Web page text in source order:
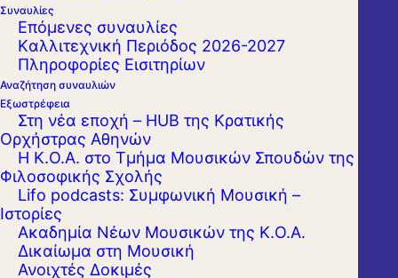
Συναυλίες
Επόμενες συναυλίες
Kαλλιτεχνική Περιόδος 2026-2027
Πληροφορίες Εισιτηρίων
Αναζήτηση συναυλιών
Εξωστρέφεια
Στη νέα εποχή – HUB της Κρατικής
Ορχήστρας Αθηνών
Η Κ.Ο.Α. στο Τμήμα Μουσικών Σπουδών της
Φιλοσοφικής Σχολής
Lifo podcasts: Συμφωνική Μουσική –
Ιστορίες
Ακαδημία Νέων Μουσικών της Κ.Ο.Α.
Δικαίωμα στη Μουσική
Ανοιχτές Δοκιμές